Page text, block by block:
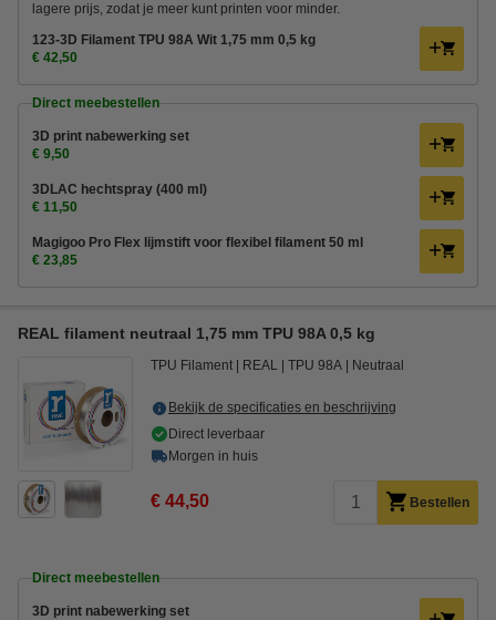
lagere prijs, zodat je meer kunt printen voor minder.
123-3D Filament TPU 98A Wit 1,75 mm 0,5 kg
€ 42,50
Direct meebestellen
3D print nabewerking set
€ 9,50
3DLAC hechtspray (400 ml)
€ 11,50
Magigoo Pro Flex lijmstift voor flexibel filament 50 ml
€ 23,85
REAL filament neutraal 1,75 mm TPU 98A 0,5 kg
TPU Filament REAL TPU 98A Neutraal
Bekijk de specificaties en beschrijving
Direct leverbaar
Morgen in huis
€ 44,50 Bestellen
Direct meebestellen
3D print nabewerking set